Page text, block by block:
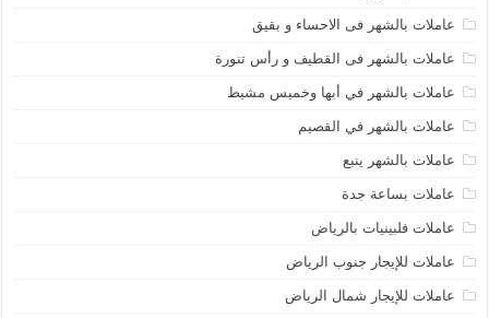
عاملات بالشهر فى الاحساء و بقيق
عاملات بالشهر فى القطيف و رأس تنورة
عاملات بالشهر في أبها وخميس مشيط
عاملات بالشهر في القصيم
عاملات بالشهر ينبع
عاملات بساعة جدة
عاملات فلبينيات بالرياض
عاملات للإيجار جنوب الرياض
عاملات للإيجار شمال الرياض